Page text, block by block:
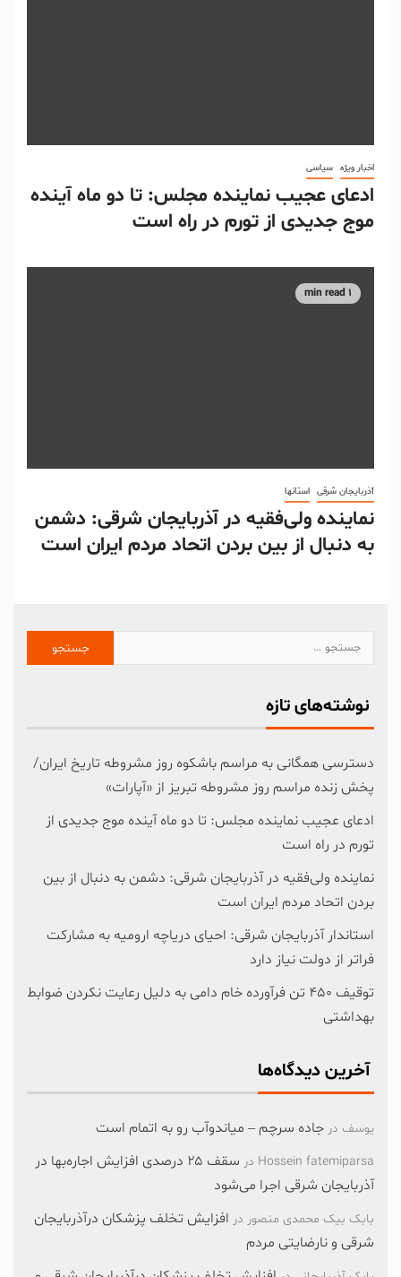
اخبار ویژه سیاسی
ادعای عجیب نماینده مجلس: تا دو ماه آینده
موج جدیدی از تورم در راه است
1 min read
آذربایجان شرقی استانها
نماینده ولی‌فقیه در آذربایجان شرقی: دشمن
به دنبال از بین بردن اتحاد مردم ایران است
نوشته‌های تازه
دسترسی همگانی به مراسم باشکوه روز مشروطه تاریخ ایران/
پخش زنده مراسم روز مشروطه تبریز از «آپارات»
ادعای عجیب نماینده مجلس: تا دو ماه آینده موج جدیدی از
تورم در راه است
نماینده ولی‌فقیه در آذربایجان شرقی: دشمن به دنبال از بین
بردن اتحاد مردم ایران است
استاندار آذربایجان شرقی: احیای دریاچه ارومیه به مشارکت
فراتر از دولت نیاز دارد
توقیف ۴۵۰ تن فرآورده خام دامی به دلیل رعایت نکردن ضوابط
بهداشتی
آخرین دیدگاه‌ها
یوسف در جاده سرچم – میاندوآب رو به اتمام است
Hossein fatemiparsa در
سقف ۲۵ درصدی افزایش اجاره‌بها در
آذربایجان شرقی اجرا می‌شود
بابک بیک محمدی منصور در افزایش تخلف پزشکان درآذربایجان
شرقی و نارضایتی مردم